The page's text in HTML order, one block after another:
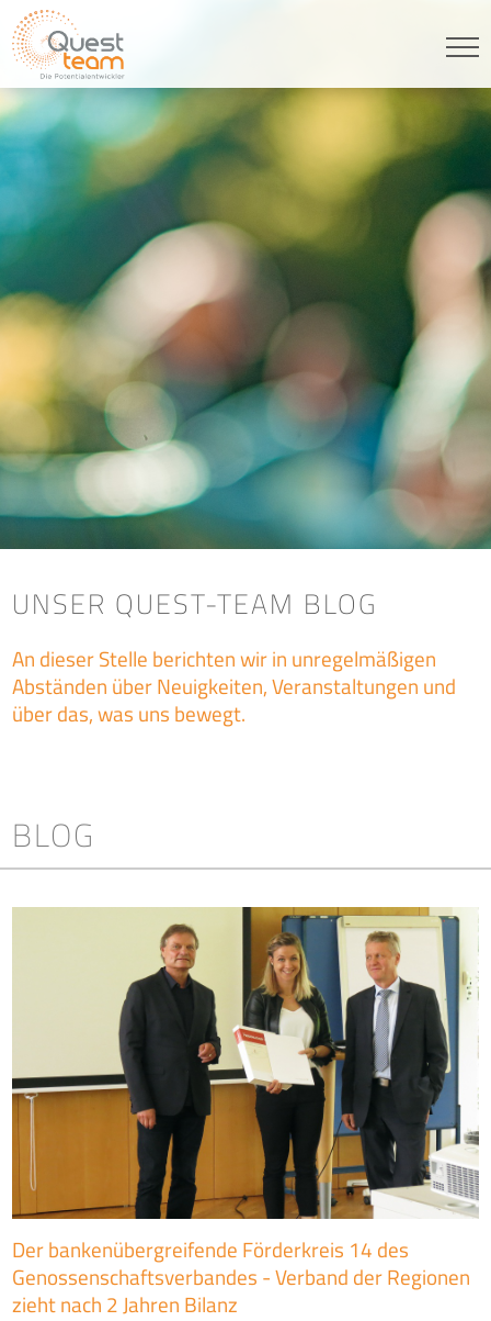
UNSER QUEST-TEAM BLOG
An dieser Stelle berichten wir in unregelmäßigen
Abständen über Neuigkeiten, Veranstaltungen und
über das, was uns bewegt.
BLOG
Der bankenübergreifende Förderkreis 14 des
Genossenschaftsverbandes - Verband der Regionen
zieht nach 2 Jahren Bilanz